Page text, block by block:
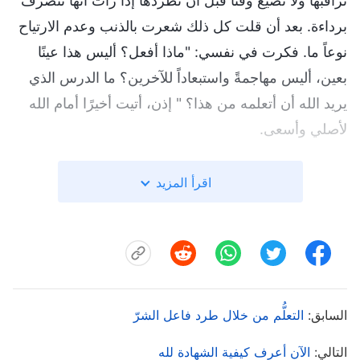
برداءة. بعد أن قلت كل ذلك شعرت بالذنب وعدم الارتياح
نوعاً ما. فكرت في نفسي: "ماذا أفعل؟ أليس هذا عينًا
بعين، أليس مهاجمةً واستبعاداً للآخرين؟ ما الدرس الذي
يريد الله أن أتعلمه من هذا؟ " إذن، أتيت أخيرًا أمام الله
لأصلي وأسعى.
في سعيي، فكرت في كلام الله الذي يفضح أضداد المسيح
المنشقين ويستبعده؟ إنه يسعى إلى تهيئة وضع في الكنيسة
القيادية وكلماته مطلقة. يجب على الجميع أن يعيره
اهتمامه، وحتى إن كان لديهم اختلاف في الرأي، فيجب
عليهم ألا يُعبروا عنه، بل أن يتفاقم في قلوبهم. وأي شخص
اقرأ المزيد
السابق: التعلُّم من خلال طرد فاعل الشرّ
التالي: الآن أعرف كيفية الشهادة لله